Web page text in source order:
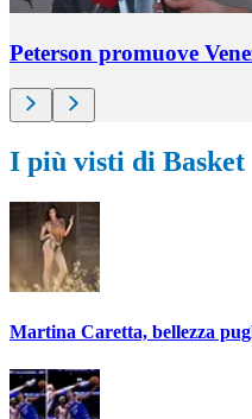
Peterson promuove
I più visti di Basket
Martina Caretta, bellezza